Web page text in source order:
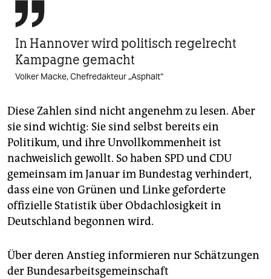

In Hannover wird politisch regelrecht
Kampagne gemacht
Volker Macke, Chefredakteur „Asphalt“
Diese Zahlen sind nicht angenehm zu lesen. Aber
sie sind wichtig: Sie sind selbst bereits ein
Politikum, und ihre Unvollkommenheit ist
nachweislich gewollt. So haben SPD und CDU
gemeinsam im Januar im Bundestag verhindert,
dass eine von Grünen und Linke geforderte
offizielle Statistik über Obdachlosigkeit in
Deutschland begonnen wird.
Über deren Anstieg informieren nur Schätzungen
der Bundesarbeitsgemeinschaft